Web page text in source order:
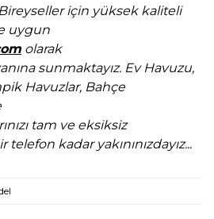
için yüksek kaliteli
uygun
olarak
sunmaktayız. Ev Havuzu,
Havuzlar, Bahçe
tam ve eksiksiz
kadar yakınınızdayız...